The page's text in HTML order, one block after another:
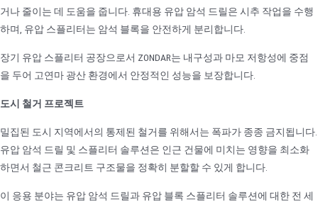
거나 줄이는 데 도움을 줍니다. 휴대용 유압 암석 드릴은 시추 작업을 수행
하며, 유압 스플리터는 암석 블록을 안전하게 분리합니다.
장기 유압 스플리터 공장으로서 ZONDAR는 내구성과 마모 저항성에 중점
을 두어 고연마 광산 환경에서 안정적인 성능을 보장합니다.
도시 철거 프로젝트
밀집된 도시 지역에서의 통제된 철거를 위해서는 폭파가 종종 금지됩니다.
유압 암석 드릴 및 스플리터 솔루션은 인근 건물에 미치는 영향을 최소화
하면서 철근 콘크리트 구조물을 정확히 분할할 수 있게 합니다.
이 응용 분야는 유압 암석 드릴과 유압 블록 스플리터 솔루션에 대한 전 세